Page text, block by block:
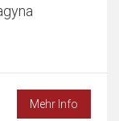
Mehr Info